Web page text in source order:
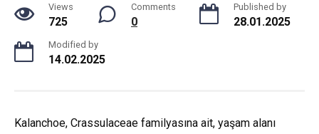
Views
725
Comments
0
Published by
28.01.2025
Modified by
14.02.2025
Kalanchoe, Crassulaceae familyasına ait, yaşam alanı